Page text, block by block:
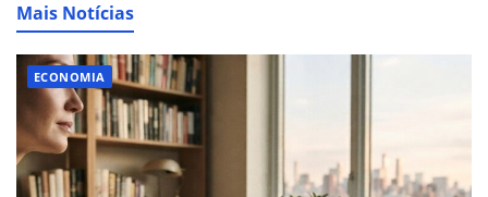
Mais Notícias
ECONOMIA